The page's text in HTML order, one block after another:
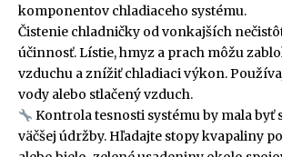
komponentov chladiaceho systému.
Čistenie chladničky od vonkajších
účinnosť. Lístie, hmyz a prach môžu
vzduchu a znížiť chladiaci výkon.
vody alebo stlačený vzduch.
Kontrola tesnosti systému by mala byť
väčšej údržby. Hľadajte stopy kvapaliny